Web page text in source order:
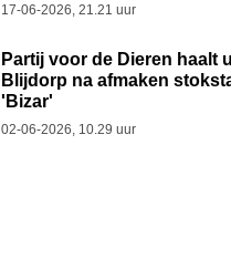
17-06-2026, 21.21 uur
Partij voor de Dieren haalt
Blijdorp na afmaken
'Bizar'
02-06-2026, 10.29 uur